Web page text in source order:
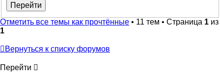
Отметить все темы как прочтённые • 11 тем • Страница 1 из
1
Вернуться к списку форумов
Перейти